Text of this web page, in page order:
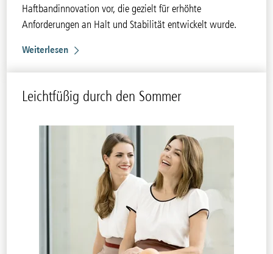
Haftbandinnovation vor, die gezielt für erhöhte
Anforderungen an Halt und Stabilität entwickelt wurde.
Weiterlesen
Leichtfüßig durch den Sommer